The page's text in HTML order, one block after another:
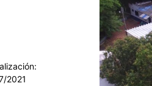
2021